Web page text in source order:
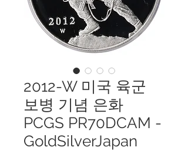
2012-W 미국 육군
보병 기념 은화
PCGS PR70DCAM -
GoldSilverJapan